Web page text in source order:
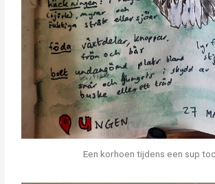
Een korhoen tijdens een sup